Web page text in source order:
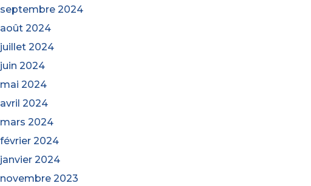
septembre 2024
août 2024
juillet 2024
juin 2024
mai 2024
avril 2024
mars 2024
février 2024
janvier 2024
novembre 2023